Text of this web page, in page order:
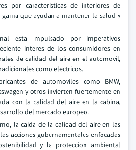
por caracteristicas de interiores de
que ayudan a mantener la salud y
esta impulsado por imperativos
interes de los consumidores en
de calidad del aire en el automovil,
como electricos.
de automoviles como BMW,
y otros invierten fuertemente en
con la calidad del aire en la cabina,
del mercado europeo.
la caida de la calidad del aire en las
acciones gubernamentales enfocadas
y la proteccion ambiental